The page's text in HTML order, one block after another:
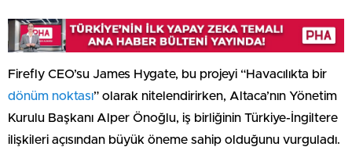
Firefly CEO’su James Hygate, bu projeyi “Havacılıkta bir
dönüm noktası” olarak nitelendirirken, Altaca’nın Yönetim
Kurulu Başkanı Alper Önoğlu, iş birliğinin Türkiye-İngiltere
ilişkileri açısından büyük öneme sahip olduğunu vurguladı.